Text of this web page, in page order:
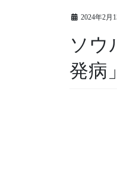
2024年2月
ソウ
発病